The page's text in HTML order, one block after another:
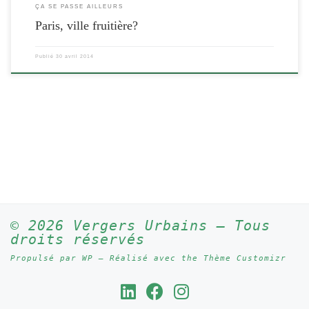
ÇA SE PASSE AILLEURS
Paris, ville fruitière?
Publié 30 avril 2014
© 2026 Vergers Urbains – Tous
droits réservés
Propulsé par WP – Réalisé avec the Thème Customizr